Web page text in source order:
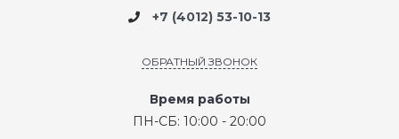
+7 (4012) 53-10-13
ОБРАТНЫЙ ЗВОНОК
Время работы
ПН-СБ: 10:00 - 20:00